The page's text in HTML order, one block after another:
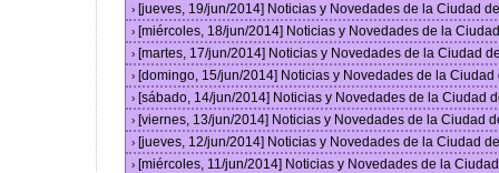
› [jueves, 19/jun/2014] Noticias y Novedades de la Ciudad
› [miércoles, 18/jun/2014] Noticias y Novedades de la
› [martes, 17/jun/2014] Noticias y Novedades de la Ciudad
› [domingo, 15/jun/2014] Noticias y Novedades de la
› [sábado, 14/jun/2014] Noticias y Novedades de la Ciudad
› [viernes, 13/jun/2014] Noticias y Novedades de la Ciudad
› [jueves, 12/jun/2014] Noticias y Novedades de la Ciudad
› [miércoles, 11/jun/2014] Noticias y Novedades de la